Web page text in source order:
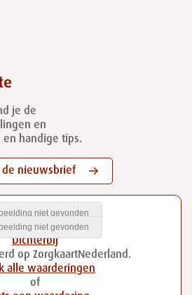
je de
en
en handige tips.
de nieuwsbrief
Dichterbij
op ZorgkaartNederland.
alle waarderingen
of